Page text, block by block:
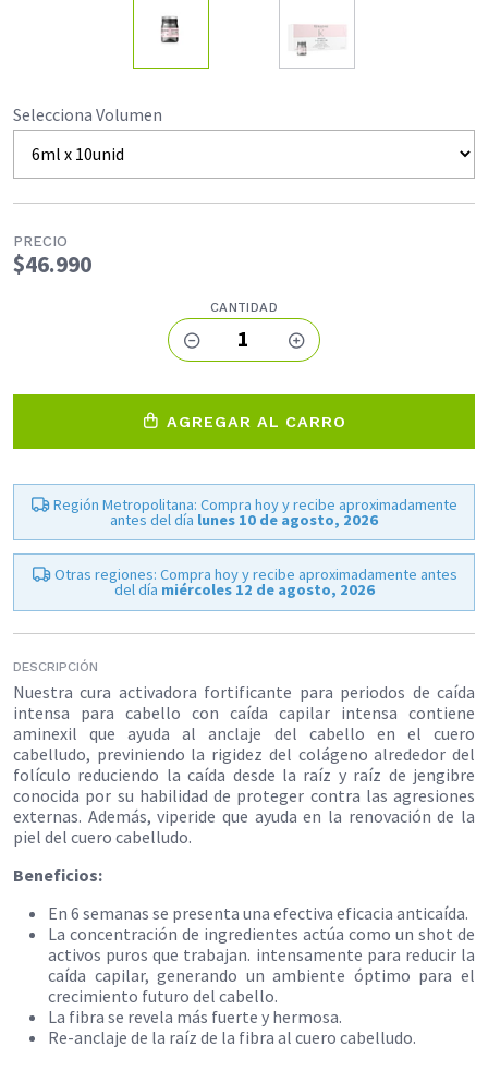
Selecciona Volumen
PRECIO
$46.990
CANTIDAD
1
AGREGAR AL CARRO
Región Metropolitana: Compra hoy y recibe aproximadamente
antes del día lunes 10 de agosto, 2026
Otras regiones: Compra hoy y recibe aproximadamente antes
del día miércoles 12 de agosto, 2026
DESCRIPCIÓN
Nuestra cura activadora fortificante para periodos de caída
intensa para cabello con caída capilar intensa contiene
aminexil que ayuda al anclaje del cabello en el cuero
cabelludo, previniendo la rigidez del colágeno alrededor del
folículo reduciendo la caída desde la raíz y raíz de jengibre
conocida por su habilidad de proteger contra las agresiones
externas. Además, viperide que ayuda en la renovación de la
piel del cuero cabelludo.
Beneficios:
En 6 semanas se presenta una efectiva eficacia anticaída.
La concentración de ingredientes actúa como un shot de
activos puros que trabajan. intensamente para reducir la
caída capilar, generando un ambiente óptimo para el
crecimiento futuro del cabello.
La fibra se revela más fuerte y hermosa.
Re-anclaje de la raíz de la fibra al cuero cabelludo.